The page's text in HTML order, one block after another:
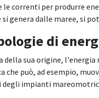
correnti per produrre
si genera dalle maree, si
di
della sua origine,
che può, ad esempio,
degli impianti